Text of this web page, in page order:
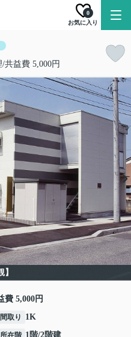
お気に入り
0
/共益費 5,000円
】
費 5,000円
間取り 1K
1階/2階建